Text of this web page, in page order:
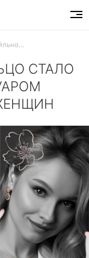
СТАЛО
а когда-то